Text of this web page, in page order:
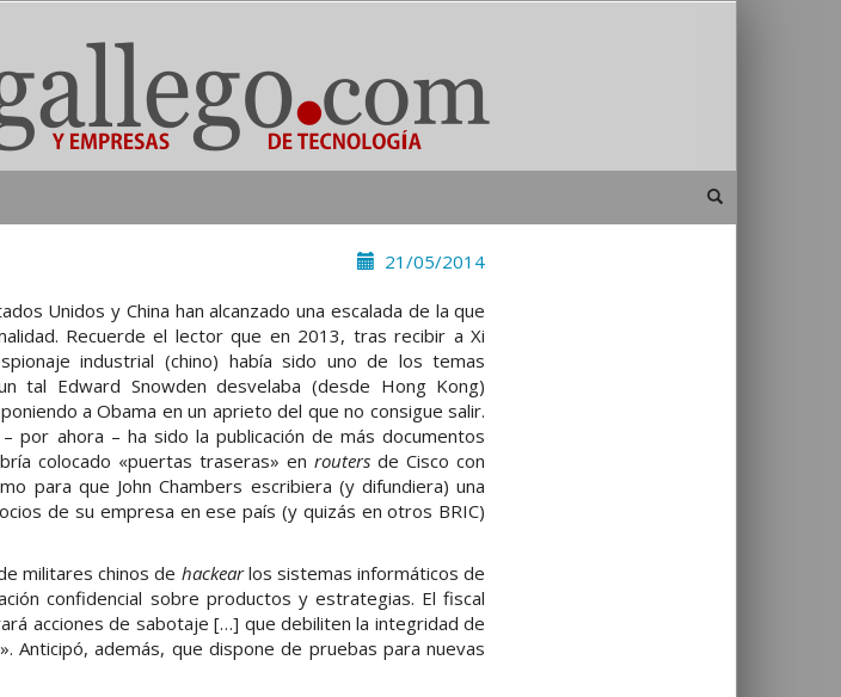
21/05/2014
Unidos y China han alcanzado una escalada de la que
Recuerde el lector que en 2013, tras recibir a Xi
industrial (chino) había sido uno de los temas
tal Edward Snowden desvelaba (desde Hong Kong)
a Obama en un aprieto del que no consigue salir.
por ahora – ha sido la publicación de más documentos
colocado «puertas traseras» enroutersde Cisco con
para que John Chambers escribiera (y difundiera) una
de su empresa en ese país (y quizás en otros BRIC)
militares chinos de hackearlos sistemas informáticos de
confidencial sobre productos y estrategias. El fiscal
acciones de sabotaje […] que debiliten la integridad de
Anticipó, además, que dispone de pruebas para nuevas